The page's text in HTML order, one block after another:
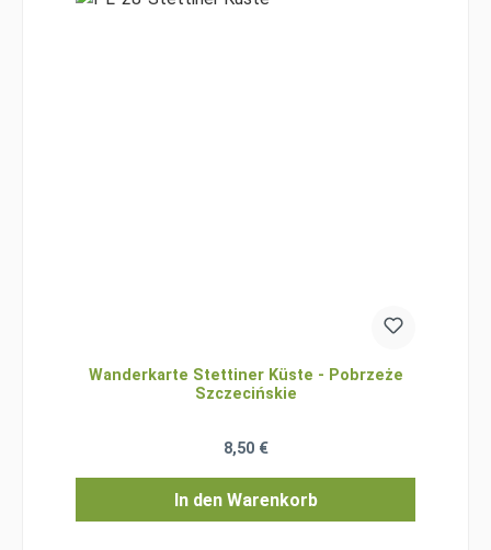
Wanderkarte Stettiner Küste - Pobrzeże
Szczecińskie
Regulärer Preis:
8,50 €
In den Warenkorb